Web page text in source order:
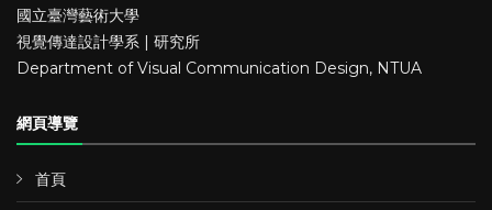
國立臺灣藝術大學
視覺傳達設計學系 | 研究所
Department of Visual Communication Design, NTUA
網頁導覽
首頁